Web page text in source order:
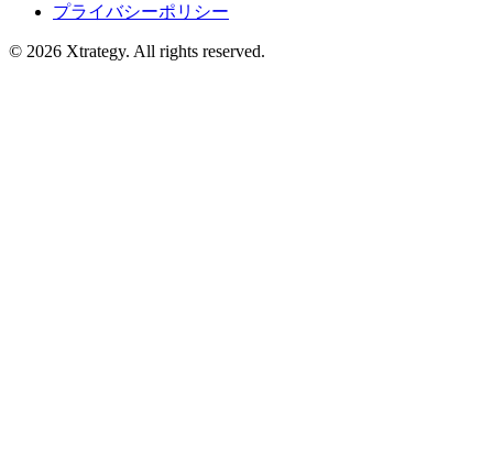
プライバシーポリシー
© 2026 Xtrategy. All rights reserved.